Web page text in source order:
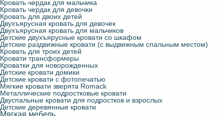
Кровать чердак для мальчика
Кровать чердак для девочки
Кровать для двоих детей
Двухъярусная кровать для девочек
Двухъярусная кровать для мальчиков
Детские двухъярусные кровати со шкафом
Детские раздвижные кровати (с выдвижным спальным местом)
Кровать для троих детей
Кровати трансформеры
Кроватки для новорожденных
Детские кровати домики
Детские кровати с фотопечатью
Мягкие кровати зверята Romack
Металлические подростковые кровати
Двуспальные кровати для подростков и взрослых
Детские деревянные кровати
Мягкая мебель